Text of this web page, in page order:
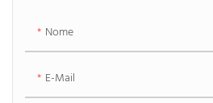
Nome
E-Mail